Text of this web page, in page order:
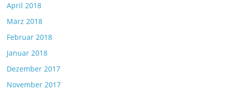
April 2018
März 2018
Februar 2018
Januar 2018
Dezember 2017
November 2017